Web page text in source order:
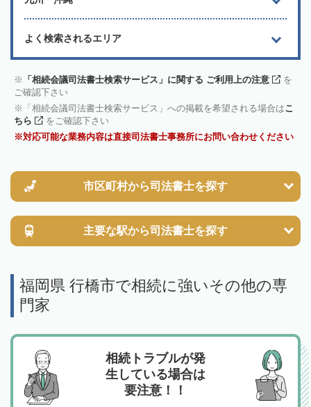
よく検索されるエリア
「相続会議司法書士検索サービス」に関する ご利用上の注意
を
ご確認下さい
「相続会議司法書士検索サービス」への掲載を希望される場合はこ
ちら
をご確認下さい
対応可能な業務内容は直接司法書士事務所にお問い合わせください
市区町村から司法書士を探す
主要な駅から司法書士を探す
福岡県 行橋市で相続に強いその他の専
門家
相続トラブルが発
生している場合は
要注意！！